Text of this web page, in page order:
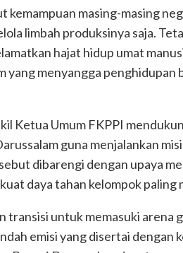
kemampuan masing-masing
limbah produksinya saja.
hajat hidup umat
yang menyangga penghidupan
Ketua Umum FKPPI
guna menjalankan
dibarengi dengan upaya
daya tahan kelompok paling
transisi untuk memasuki arena
emisi yang disertai dengan